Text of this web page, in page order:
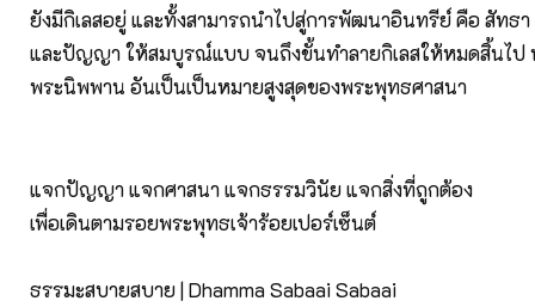
ยังมีกิเลสอยู่ และทั้งสามารถนำไปสู่การพัฒนาอินทรีย์ คือ สัทธา
และปัญญา ให้สมบูรณ์แบบ จนถึงขั้นทำลายกิเลสให้หมดสิ้นไป
พระนิพพาน อันเป็นเป็นหมายสูงสุดของพระพุทธศาสนา
แจกปัญญา แจกศาสนา แจกธรรมวินัย แจกสิ่งที่ถูกต้อง
เพื่อเดินตามรอยพระพุทธเจ้าร้อยเปอร์เซ็นต์
ธรรมะสบายสบาย | Dhamma Sabaai Sabaai